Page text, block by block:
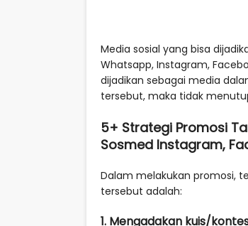
Media sosial yang bisa
Whatsapp, Instagram,
dijadikan sebagai media
tersebut, maka tidak
5+ Strategi Promosi
Sosmed Instagram,
Dalam melakukan promosi,
tersebut adalah:
1. Mengadakan kuis/